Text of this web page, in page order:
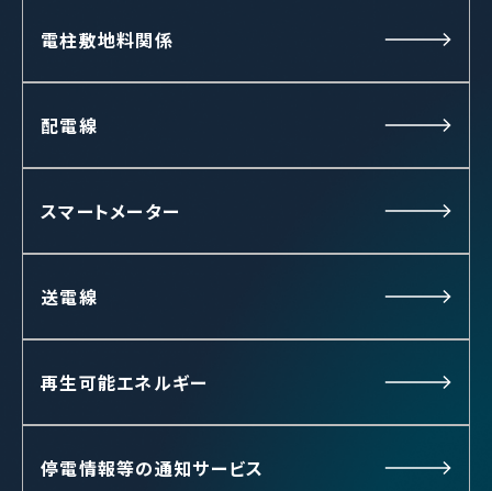
電柱敷地料関係
配電線
スマートメーター
送電線
再生可能エネルギー
停電情報等の通知サービス